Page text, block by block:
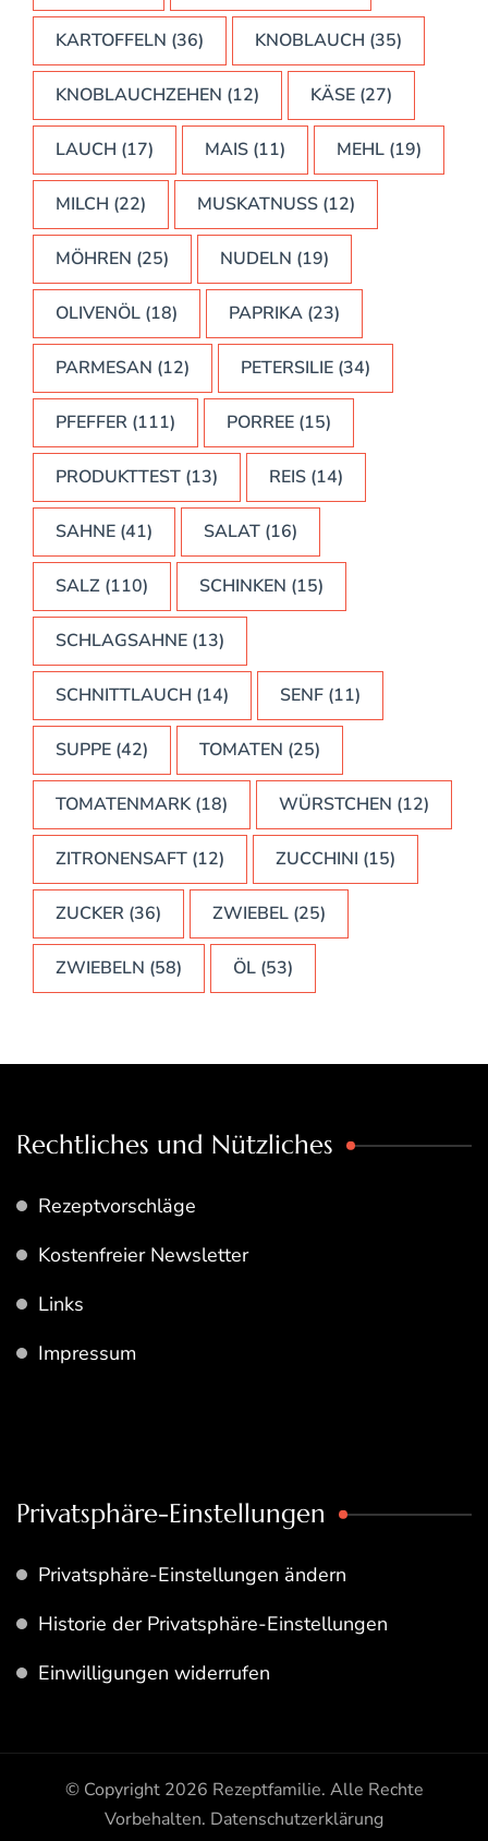
KARTOFFELN (36) KNOBLAUCH (35)
KNOBLAUCHZEHEN (12) KÄSE (27)
LAUCH (17) MAIS (11) MEHL (19)
MILCH (22) MUSKATNUSS (12)
MÖHREN (25) NUDELN (19)
OLIVENÖL (18) PAPRIKA (23)
PARMESAN (12) PETERSILIE (34)
PFEFFER (111) PORREE (15)
PRODUKTTEST (13) REIS (14)
SAHNE (41) SALAT (16)
SALZ (110) SCHINKEN (15)
SCHLAGSAHNE (13)
SCHNITTLAUCH (14) SENF (11)
SUPPE (42) TOMATEN (25)
TOMATENMARK(18) WÜRSTCHEN (12)
ZITRONENSAFT (12) ZUCCHINI (15)
ZUCKER (36) ZWIEBEL (25)
ZWIEBELN (58) ÖL (53)
Rechtliches und Nützliches
Rezeptvorschläge
Kostenfreier Newsletter
Links
Impressum
Privatsphäre-Einstellungen
Privatsphäre-Einstellungen ändern
Historie der Privatsphäre-Einstellungen
Einwilligungen widerrufen
© Copyright 2026 Rezeptfamilie. Alle Rechte
Vorbehalten. Datenschutzerklärung